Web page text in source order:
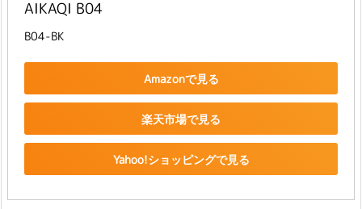
AIKAQI B04
B04-BK
Amazonで見る
楽天市場で見る
Yahoo!ショッピングで見る